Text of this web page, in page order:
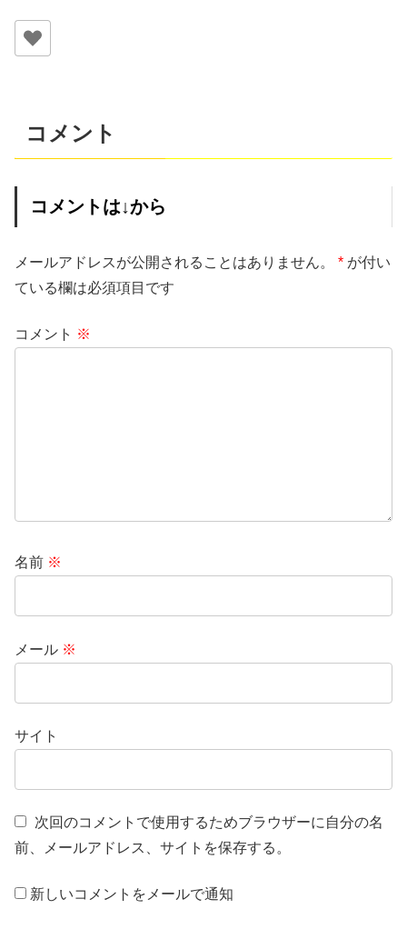
コメント
コメントは↓から
メールアドレスが公開されることはありません。 * が付い
ている欄は必須項目です
コメント ※
名前 ※
メール ※
サイト
次回のコメントで使用するためブラウザーに自分の名
前、メールアドレス、サイトを保存する。
新しいコメントをメールで通知